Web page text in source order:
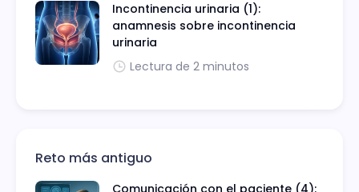
Incontinencia urinaria (1):
anamnesis sobre incontinencia
urinaria
Lectura de 2 minutos
Reto más antiguo